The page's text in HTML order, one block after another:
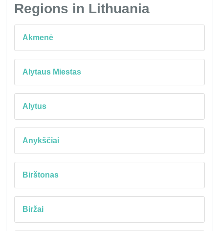
Regions in Lithuania
Akmenė
Alytaus Miestas
Alytus
Anykščiai
Birštonas
Biržai